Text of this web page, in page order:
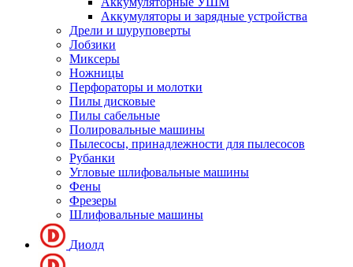
Аккумуляторы и зарядные устройства
Дрели и шуруповерты
Лобзики
Миксеры
Ножницы
Перфораторы и молотки
Пилы дисковые
Пилы сабельные
Полировальные машины
Пылесосы, принадлежности для пылесосов
Рубанки
Угловые шлифовальные машины
Фены
Фрезеры
Шлифовальные машины
Диолд